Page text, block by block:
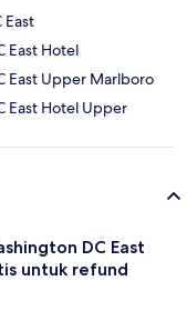
East
East Hotel
East Upper Marlboro
East Hotel Upper
DC East
untuk refund